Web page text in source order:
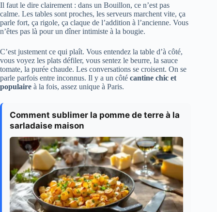
Il faut le dire clairement : dans un Bouillon, ce n’est pas
calme. Les tables sont proches, les serveurs marchent vite, ça
parle fort, ça rigole, ça claque de l’addition à l’ancienne. Vous
n’êtes pas là pour un dîner intimiste à la bougie.
C’est justement ce qui plaît. Vous entendez la table d’à côté,
vous voyez les plats défiler, vous sentez le beurre, la sauce
tomate, la purée chaude. Les conversations se croisent. On se
parle parfois entre inconnus. Il y a un côté cantine chic et
populaire à la fois, assez unique à Paris.
Comment sublimer la pomme de terre à la
sarladaise maison